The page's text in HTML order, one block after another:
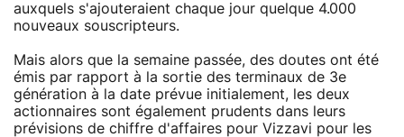
auxquels s'ajouteraient chaque jour quelque 4.000
nouveaux souscripteurs.
Mais alors que la semaine passée, des doutes ont été
émis par rapport à la sortie des terminaux de 3e
génération à la date prévue initialement, les deux
actionnaires sont également prudents dans leurs
prévisions de chiffre d'affaires pour Vizzavi pour les